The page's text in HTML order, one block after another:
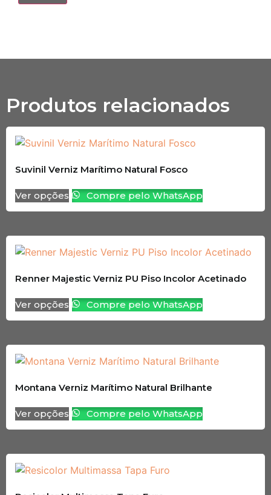
Produtos relacionados
Suvinil Verniz Marítimo Natural Fosco
Ver opções Compre pelo WhatsApp
Renner Majestic Verniz PU Piso Incolor Acetinado
Ver opções Compre pelo WhatsApp
Montana Verniz Marítimo Natural Brilhante
Ver opções Compre pelo WhatsApp